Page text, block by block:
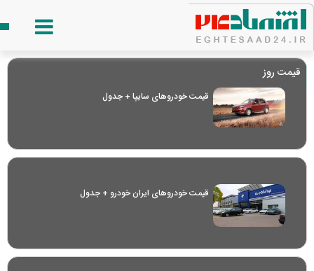
قیمت روز
قیمت خودرو‌های سایپا + جدول
قیمت خودرو‌های ایران خودرو + جدول